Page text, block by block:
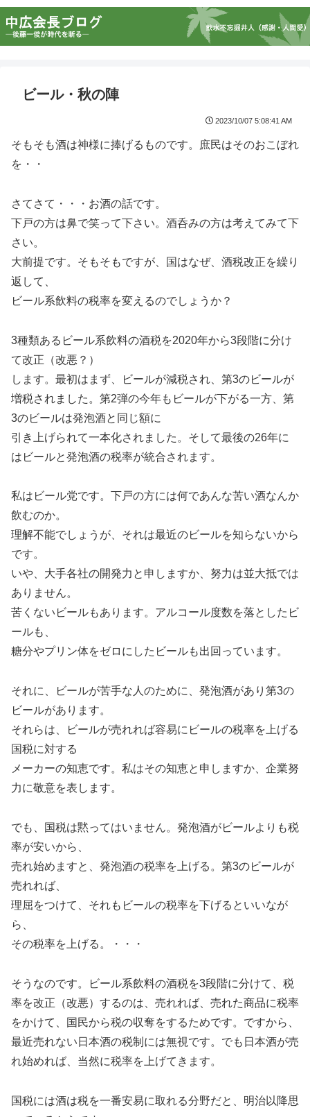
ビール・秋の陣
2023/10/07 5:08:41 AM
そもそも酒は神様に捧げるものです。庶民はそのおこぼれ
を・・
さてさて・・・お酒の話です。
下戸の方は鼻で笑って下さい。酒呑みの方は考えてみて下
さい。
大前提です。そもそもですが、国はなぜ、酒税改正を繰り
返して、
ビール系飲料の税率を変えるのでしょうか？
3種類あるビール系飲料の酒税を2020年から3段階に分け
て改正（改悪？）
します。最初はまず、ビールが減税され、第3のビールが
増税されました。第2弾の今年もビールが下がる一方、第
3のビールは発泡酒と同じ額に
引き上げられて一本化されました。そして最後の26年に
はビールと発泡酒の税率が統合されます。
私はビール党です。下戸の方には何であんな苦い酒なんか
飲むのか。
理解不能でしょうが、それは最近のビールを知らないから
です。
いや、大手各社の開発力と申しますか、努力は並大抵では
ありません。
苦くないビールもあります。アルコール度数を落としたビ
ールも、
糖分やプリン体をゼロにしたビールも出回っています。
それに、ビールが苦手な人のために、発泡酒があり第3の
ビールがあります。
それらは、ビールが売れれば容易にビールの税率を上げる
国税に対する
メーカーの知恵です。私はその知恵と申しますか、企業努
力に敬意を表します。
でも、国税は黙ってはいません。発泡酒がビールよりも税
率が安いから、
売れ始めますと、発泡酒の税率を上げる。第3のビールが
売れれば、
理屈をつけて、それもビールの税率を下げるといいなが
ら、
その税率を上げる。・・・
そうなのです。ビール系飲料の酒税を3段階に分けて、税
率を改正（改悪）するのは、売れれば、売れた商品に税率
をかけて、国民から税の収奪をするためです。ですから、
最近売れない日本酒の税制には無視です。でも日本酒が売
れ始めれば、当然に税率を上げてきます。
国税には酒は税を一番安易に取れる分野だと、明治以降思